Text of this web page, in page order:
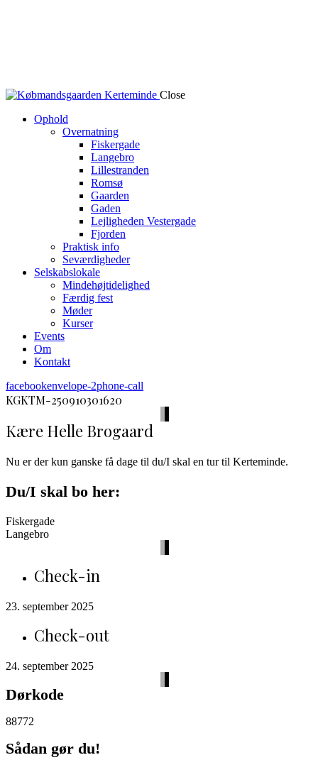
Close
Ophold
Overnatning
Fiskergade
Langebro
Lillestranden
Romsø
Gaarden
Gaden
Lejligheden Vestergade
Fjorden
Praktisk info
Seværdigheder
Selskabslokale
Mindehøjtidelighed
Færdig fest
Møder
Kurser
Events
Om
Kontakt
facebookenvelope-2phone-call
KGKTM-250910301620
Kære Helle Brogaard
Nu er der kun ganske få dage til du/I skal en tur til Kerteminde.
Du/I skal bo her:
Fiskergade
Langebro
Check-in
23. september 2025
Check-out
24. september 2025
Dørkode
88772
Sådan gør du!